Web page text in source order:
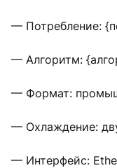
— Потребление:
— Алгоритм:
— Формат:
— Охлаждение:
— Интерфейс: